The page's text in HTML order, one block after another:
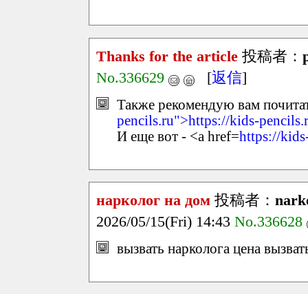
Thanks for the article 投稿者：
No.336629
[返信]
Также рекомендую вам
pencils.ru">https://kids-
И еще вот - <a href=https://
нарколог на дом 投稿者：
2026/05/15(Fri) 14:43 No.336628
вызвать нарколога цена